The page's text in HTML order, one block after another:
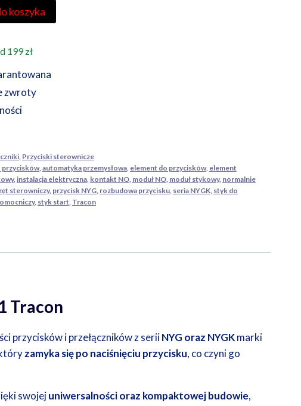
koszyka
199 zł
zwroty
, Przyciski sterownicze
przycisków, automatyka przemysłowa, element do przycisków, element
, instalacja elektryczna, kontakt NO, moduł NO, moduł stykowy, normalnie
sterowniczy, przycisk NYG, rozbudowa przycisku, seria NYGK, styk do
, styk start, Tracon
Tracon
przycisków i przełączników z seriiNYG oraz NYGKmarki
zamyka się po naciśnięciu przycisku, co czyni go
swojejuniwersalności oraz kompaktowej budowie,